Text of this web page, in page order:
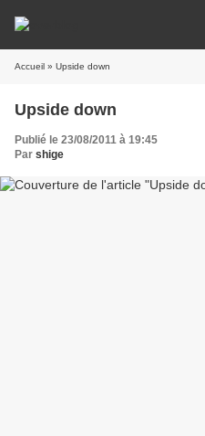
Accueil » Upside down
Upside down
Publié le 23/08/2011 à 19:45
Par shige